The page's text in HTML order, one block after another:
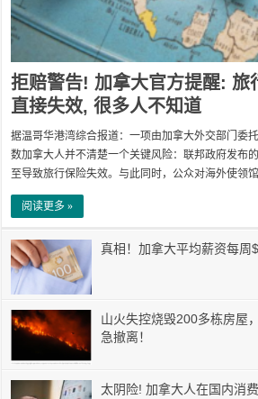
拒赔警告! 加拿大官方提醒: 旅
直接失效, 很多人不知道
据温哥华港湾综合报道：一项由加拿大外交部门委
数加拿大人并不清楚一个关键风险：联邦政府发布
至导致旅行保险失效。与此同时，公众对海外使领
阅读更多 »
真相！加拿大平均薪资每周
山火失控烧毁200多栋房屋
急撤离！
太阴险! 加拿大人在国内消